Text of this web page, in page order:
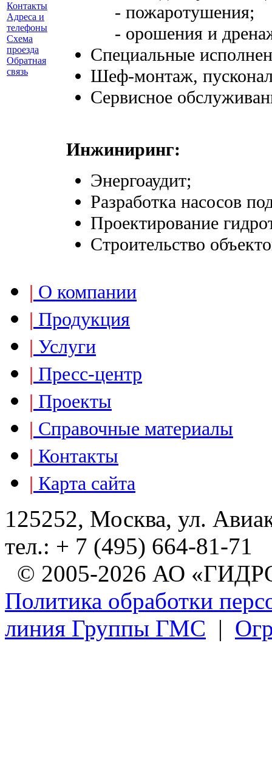
Контакты
Адреса и
телефоны
Схема
проезда
Обратная
связь
- пожаротушения;
- орошения и
Специальные
Шеф-монтаж,
Сервисное
Инжиниринг:
Энергоаудит;
Разработка насосов
Проектирование
Строительство
| О компании
| Продукция
| Услуги
| Пресс-центр
| Проекты
| Справочные материалы
| Контакты
| Карта сайта
125252, Москва, ул.
тел.: + 7 (495) 664-81-71
© 2005-2026 АО
Политика обработки
линия Группы ГМС |